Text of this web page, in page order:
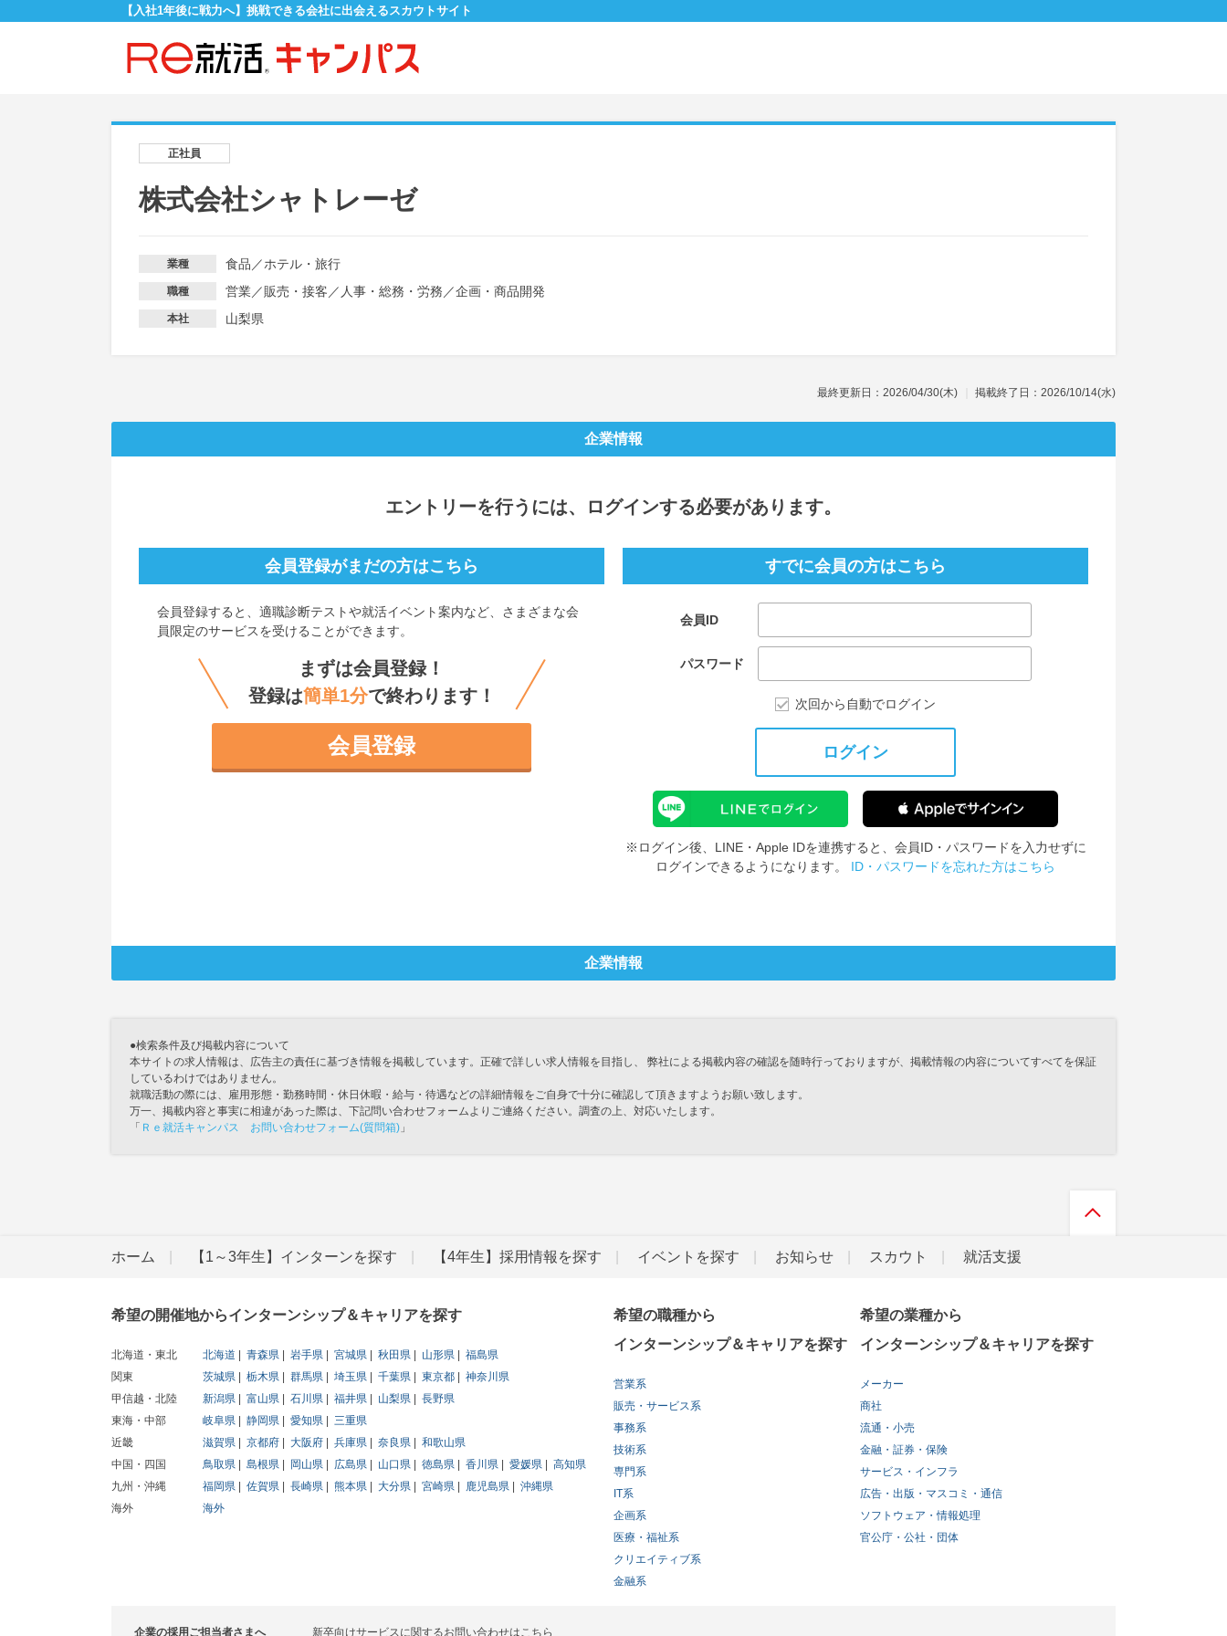
【入社1年後に戦力へ】挑戦できる会社に出会えるスカウトサイト
正社員
株式会社シャトレーゼ
業種 食品 ／ホテル・旅行
職種 営業／販売・接客 ／ 人事・総務・労務 ／企画・商品開発
本社 山梨県
最終更新日：2026/04/30(木) 掲載終了日：2026/10/14(水)
企業情報
エントリーを行うには、ログインする必要があります。
すでに会員の方はこちら
会員ID
パスワード
次回から自動でログイン
ログイン
※ログイン後、LINE・Apple IDを連携すると、会員ID・パスワードを入力せずに
ログインできるようになります。 ID・パスワードを忘れた方はこちら
会員登録がまだの方はこちら
会員登録すると、 適職診断テストや就活イベント案内など、さまざまな会
員限定のサービスを受けることができます。
まずは会員登録！
登録は簡単1分で終わります！
会員登録
企業情報
●検索条件及び掲載内容について
本サイトの求人情報は、広告主の責任に基づき情報を掲載しています。正確で詳しい求人情報を目指し、 弊社による掲載内容の確認を随時行っておりますが、掲載情報の内容についてすべてを保証
しているわけではありません。
就職活動の際には、雇用形態・勤務時間・休日休暇・給与・待遇などの詳細情報をご自身で十分に確認して頂きますようお願い致します。
万一、掲載内容と事実に相違があった際は、下記問い合わせフォームよりご連絡ください。調査の上、対応いたします。
「 Ｒｅ就活キャンパス お問い合わせフォーム(質問箱) 」
ホーム 【1～3年生】インターンを探す 【4年生】採用情報を探す イベントを探す お知らせ スカウト 就活支援
希望の開催地からインターンシップ＆キャリアを探す
北海道・東北 北海道 青森県 岩手県 宮城県 秋田県 山形県
福島県
関東
茨城県 栃木県 群馬県 埼玉県 千葉県 東京都
神奈川県
甲信越・北陸
新潟県 富山県 石川県 福井県 山梨県
長野県
東海・中部
岐阜県 静岡県 愛知県
三重県
近畿
滋賀県 京都府 大阪府 兵庫県 奈良県
和歌山県
中国・四国
鳥取県 島根県 岡山県 広島県 山口県 徳島県 香川県 愛媛県
高知県
九州・沖縄
福岡県 佐賀県 長崎県 熊本県 大分県 宮崎県 鹿児島県
沖縄県
海外
海外
希望の職種から
インターンシップ＆キャリアを探す
営業系
販売・サービス系
事務系
技術系
専門系
IT系
企画系
医療・福祉系
クリエイティブ系
金融系
希望の業種から
インターンシップ＆キャリアを探す
メーカー
商社
流通・小売
金融・証券・保険
サービス・インフラ
広告・出版・マスコミ・通信
ソフトウェア・情報処理
官公庁・公社・団体
企業の採用ご担当者さまへ 新卒向けサービスに関するお問い合わせはこちら